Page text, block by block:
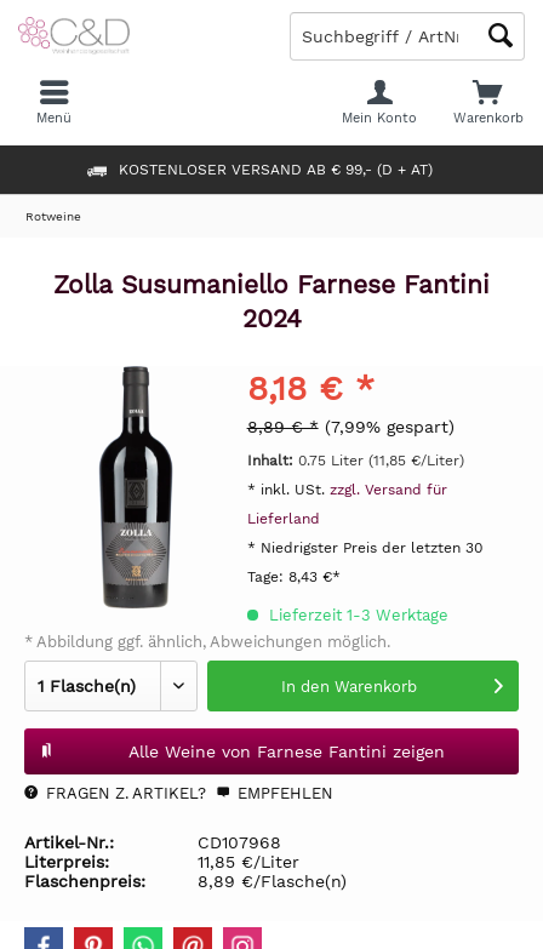
KOSTENLOSER VERSAND AB € 99,- (D + AT)
Warenkorb
Mein Konto
Menü
Rotweine
Zolla Susumaniello Farnese Fantini
2024
8,18 € *
8,89 € * (7,99% gespart)
Inhalt: 0.75 Liter (11,85 €/Liter)
* inkl. USt. zzgl. Versand für
Lieferland
* Niedrigster Preis der letzten 30
Tage: 8,43 €*
Lieferzeit 1-3 Werktage
* Abbildung ggf. ähnlich, Abweichungen möglich.
In den Warenkorb
Alle Weine von Farnese Fantini zeigen
FRAGEN Z. ARTIKEL? EMPFEHLEN
Artikel-Nr.:
CD107968
Literpreis:
11,85 €/Liter
Flaschenpreis:
8,89 €/Flasche(n)